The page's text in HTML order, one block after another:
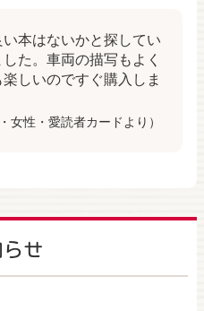
本はないかと探してい
た。車両の描写もよく
しいのですぐ購入しま
女性・愛読者カードより）
らせ